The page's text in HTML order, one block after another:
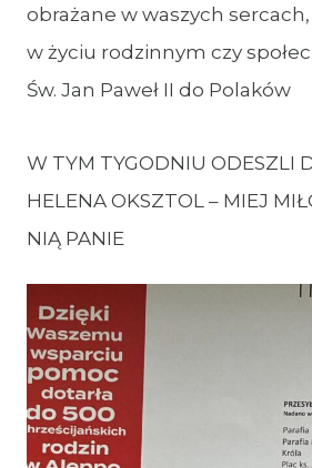
obrażane w waszych sercach,
w życiu rodzinnym czy
Św. Jan Paweł II do Polaków
W TYM TYGODNIU ODESZLI
HELENA OKSZTOL – MIEJ
NIĄ PANIE